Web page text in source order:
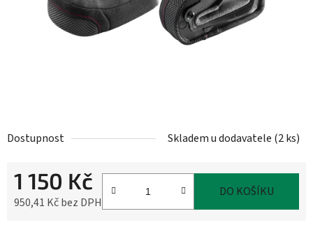
Dostupnost Skladem u dodavatele (2 ks)
1 150 Kč
950,41 Kč bez DPH
DO KOŠÍKU